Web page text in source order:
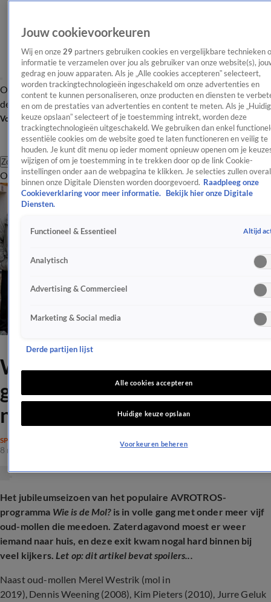
OverzichtAfleveringen Entertainment TV Algemeen
Tip
de redactieNieuwsbrief
Volg Shownieuws
Zoeken
OverzichtEntertainmentSpraakmakendRealityCrimeVideo's
Wie is de Mol?-kijker
geschokt door exit: 'Nee, niet
nu al'
SPRAAKMAKEND
8 nov 2025, 22:15
Het jubileumseizoen van het populaire AVROTROS-
programma Wie is de Mol? is in volle gang met onder meer vijf
oud-mollen die meedoen. Zaterdagavond moest er weer
iemand naar huis, en deze exit kwam nogal hard binnen bij
veel kijkers.Let op: dit artikel bevat spoilers...
Naast oud-mollen Merel Westrik (mol in
2019), Dennis Weening (2008), Kim Pieters (2010), Jurre Geluk
Jouw cookievoorkeuren
Wij en onze 29 partners gebruiken cookies en vergelijkbare technieken
informatie te verzamelen over jou als gebruiker van onze website(s),
gedrag en jouw apparaten. Als je „Alle cookies accepteren” selecteert,
worden trackingtechnologieën ingeschakeld om onze advertenties en
content te kunnen personaliseren, onze producten en diensten te
en om de prestaties van advertenties en content te meten. Als je
keuze opslaan” selecteert of je toestemming intrekt, worden deze
trackingtechnologieën uitgeschakeld. We gebruiken dan enkel
essentiële cookies om de website goed te laten functioneren en veilig te
houden. Je kunt dit menu op ieder moment opnieuw openen om je
wijzigen of om je toestemming in te trekken door op de link Cookie-
instellingen onder aan de webpagina te klikken. Je selecties zullen overal
binnen onze Digitale Diensten worden doorgevoerd. Raadpleeg onze
Cookieverklaring voor meer informatie.
Bekijk hier onze Digitale
Diensten.
Functioneel & Essentieel Altijd
Analytisch
Advertising & Commercieel
Marketing & Social media
Derde partijen lijst
Alle cookies accepteren
Huidige keuze opslaan
Voorkeuren beheren